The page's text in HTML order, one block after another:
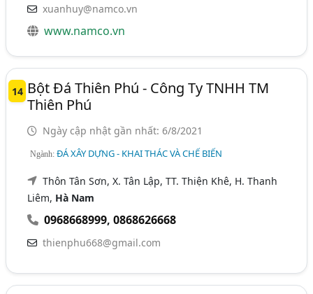
xuanhuy@namco.vn
www.namco.vn
14 Bột Đá Thiên Phú - Công Ty TNHH TM
Thiên Phú
Ngày cập nhật gần nhất: 6/8/2021
Ngành:ĐÁ XÂY DỰNG - KHAI THÁC VÀ CHẾ BIẾN
Thôn Tân Sơn, X. Tân Lập, TT. Thiện Khê, H. Thanh
Liêm, Hà Nam
0968668999,0868626668
thienphu668@gmail.com